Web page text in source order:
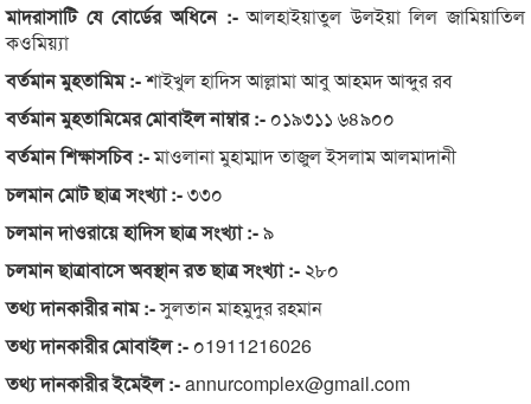
মাদরাসাটি যে বোর্ডের অধিনে :-আলহাইয়াতুল উলইয়া লিল জামিয়াতিল
কওমিয়্যা
বর্তমান মুহতামিম :-শাইখুল হাদিস আল্লামা আবু আহমদ আব্দুর রব
বর্তমান মুহতামিমের মোবাইল নাম্বার :- ০১৯৩১১ ৬৪৯০০
বর্তমান শিক্ষাসচিব :-মাওলানা মুহাম্মাদ তাজুল ইসলাম আলমাদানী
চলমান মোট ছাত্র সংখ্যা :-৩৩০
চলমান দাওরায়ে হাদিস ছাত্র সংখ্যা :-৯
চলমান ছাত্রাবাসে অবস্থান রত ছাত্র সংখ্যা :- ২৮০
তথ্য দানকারীর নাম :-সুলতান মাহমুদুর রহমান
তথ্য দানকারীর মোবাইল :- ০1911216026
তথ্য দানকারীর ইমেইল :-annurcomplex@gmail.com